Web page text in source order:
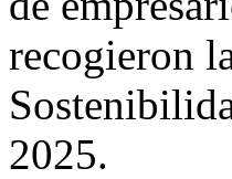
recogieron
2025.